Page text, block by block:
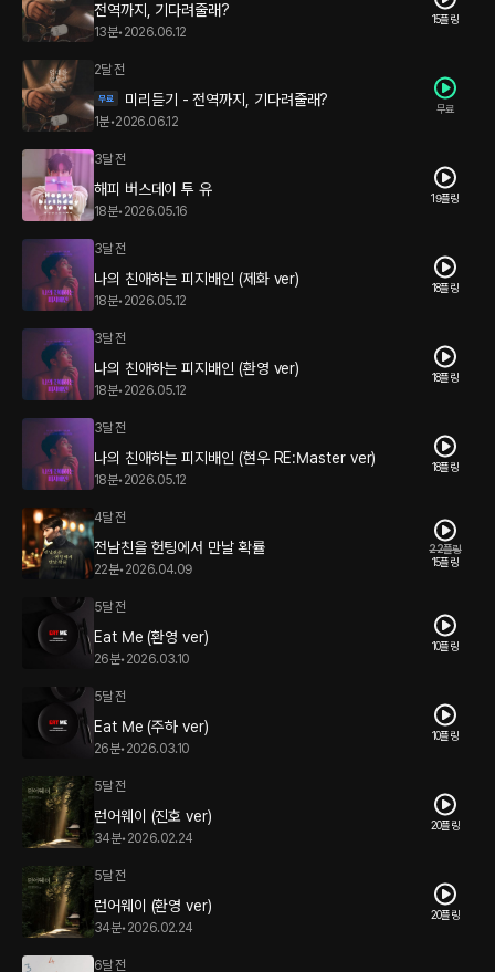
전역까지, 기다려줄래?
13분• 2026.06.12
15플링
2달 전
미리듣기 - 전역까지, 기다려줄래?
1분•2026.06.12
무료
3달 전
해피 버스데이 투 유
18분• 2026.05.16
19플링
3달 전
나의 친애하는 피지배인 (제화 ver)
18분• 2026.05.12
18플링
3달 전
나의 친애하는 피지배인 (환영 ver)
18분• 2026.05.12
18플링
3달 전
나의 친애하는 피지배인 (현우 RE:Master ver)
18분• 2026.05.12
18플링
4달 전
전남친을 헌팅에서 만날 확률
22분• 2026.04.09
22플링
15플링
5달 전
Eat Me (환영 ver)
26분• 2026.03.10
10플링
5달 전
Eat Me (주하 ver)
26분• 2026.03.10
10플링
5달 전
런어웨이 (진호 ver)
34분• 2026.02.24
20플링
5달 전
런어웨이 (환영 ver)
34분• 2026.02.24
20플링
6달 전